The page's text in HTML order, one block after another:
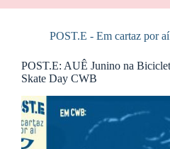
POST.E - Em cartaz por
POST.E: AUÊ Junino na
Skate Day CWB